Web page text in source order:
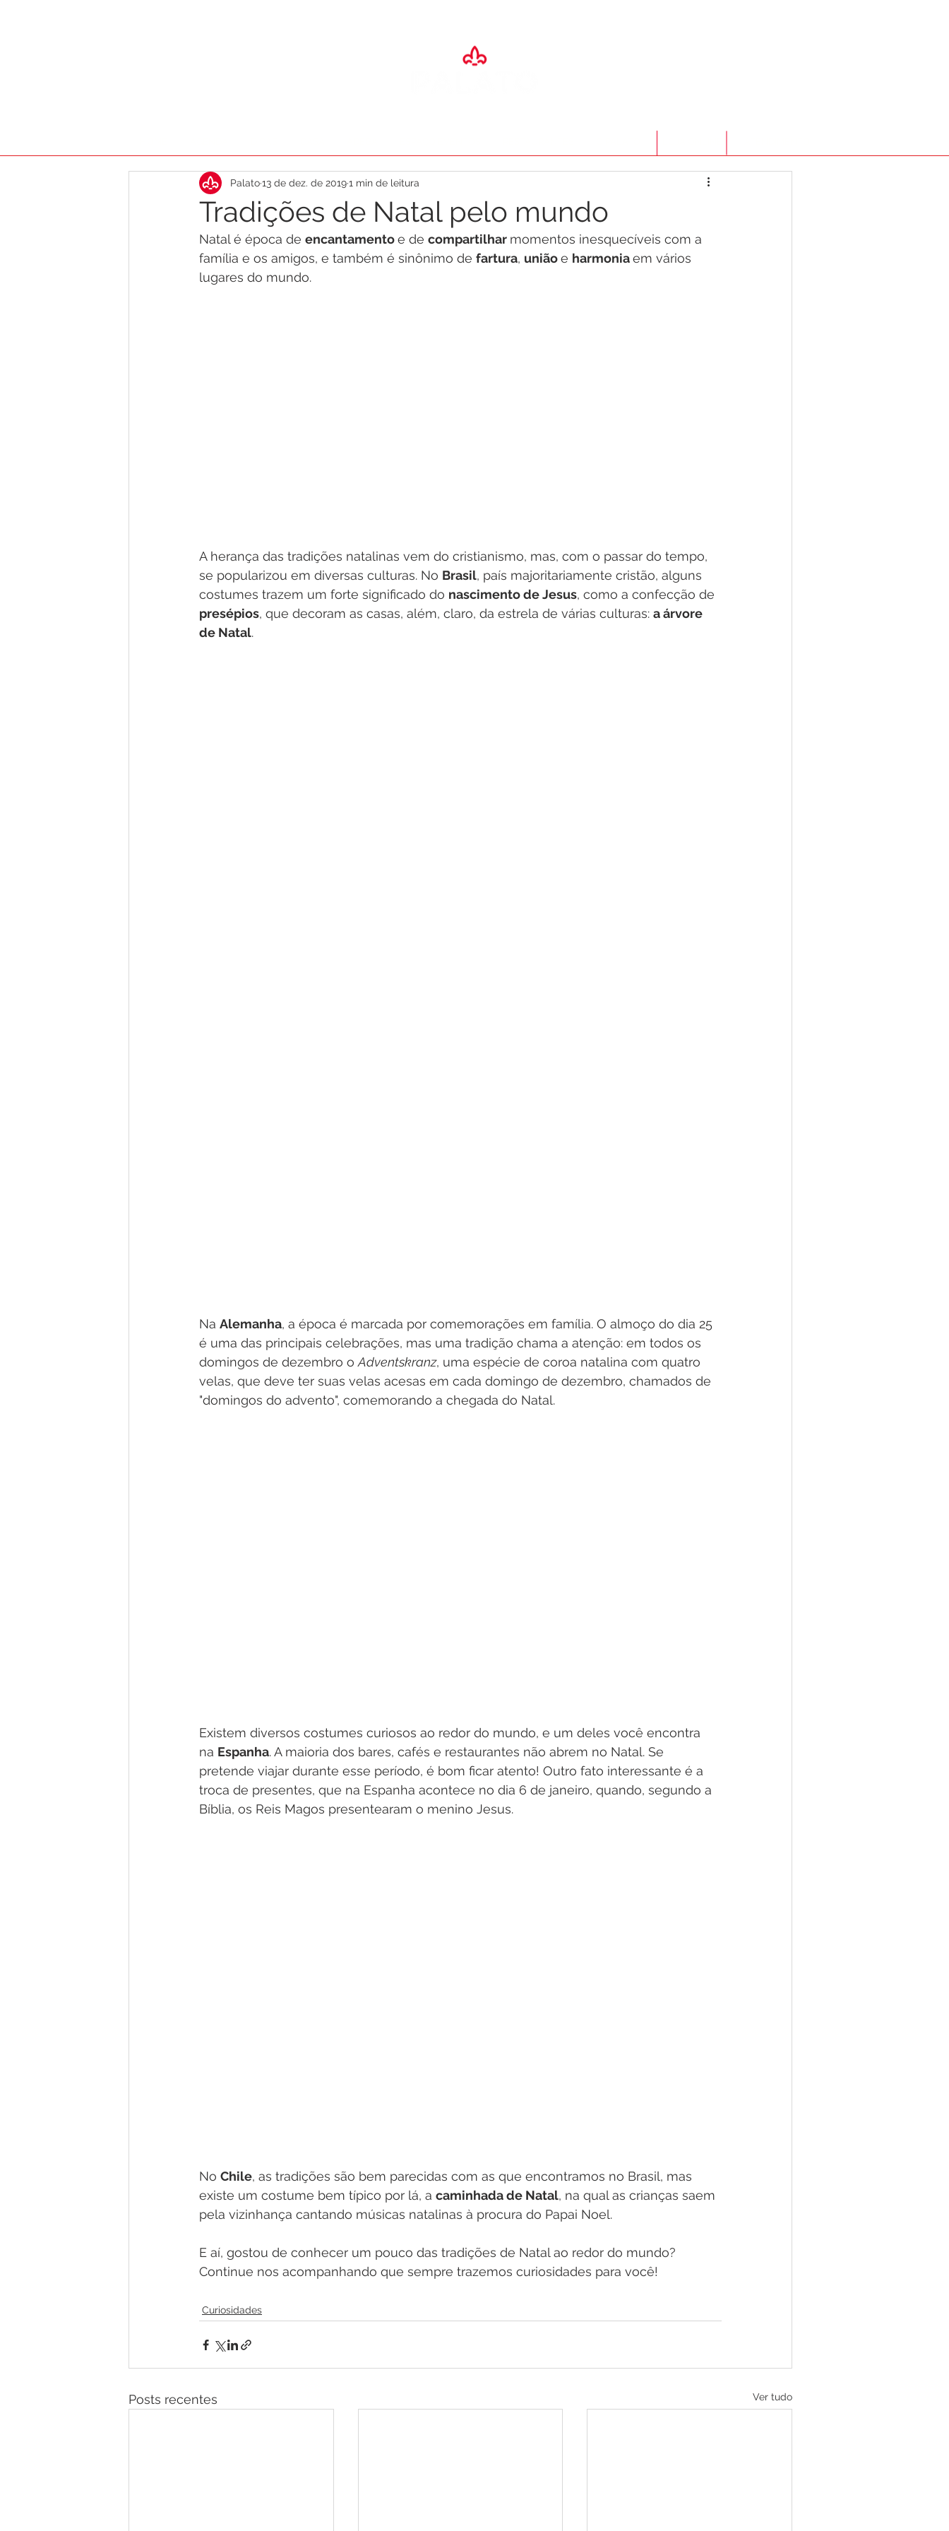
Tradições de Natal pelo mundo
Palato13 de dez. de 20191 min de leitura
Natal é época de encantamento e de compartilhar momentos inesquecíveis com a
família e os amigos, e também é sinônimo de fartura, união e harmonia em vários
lugares do mundo.
A herança das tradições natalinas vem do cristianismo, mas, com o passar do tempo,
se popularizou em diversas culturas. No Brasil, país majoritariamente cristão, alguns
costumes trazem um forte significado do nascimento de Jesus, como a confecção de
presépios, que decoram as casas, além, claro, da estrela de várias culturas: a árvore
de Natal.
Na Alemanha, a época é marcada por comemorações em família. O almoço do dia 25
é uma das principais celebrações, mas uma tradição chama a atenção: em todos os
domingos de dezembro o Adventskranz, uma espécie de coroa natalina com quatro
velas, que deve ter suas velas acesas em cada domingo de dezembro, chamados de
"domingos do advento", comemorando a chegada do Natal.
Existem diversos costumes curiosos ao redor do mundo, e um deles você encontra
na Espanha. A maioria dos bares, cafés e restaurantes não abrem no Natal. Se
pretende viajar durante esse período, é bom ficar atento! Outro fato interessante é a
troca de presentes, que na Espanha acontece no dia 6 de janeiro, quando, segundo a
Bíblia, os Reis Magos presentearam o menino Jesus.
No Chile, as tradições são bem parecidas com as que encontramos no Brasil, mas
existe um costume bem típico por lá, a caminhada de Natal, na qual as crianças saem
pela vizinhança cantando músicas natalinas à procura do Papai Noel.
E aí, gostou de conhecer um pouco das tradições de Natal ao redor do mundo?
Continue nos acompanhando que sempre trazemos curiosidades para você!
Curiosidades
Posts recentes Ver tudo